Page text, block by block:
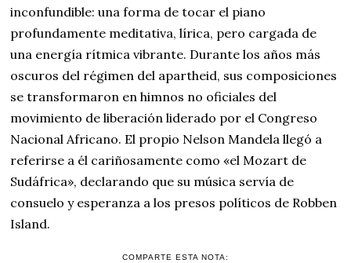
inconfundible: una forma de tocar el piano
profundamente meditativa, lírica, pero cargada de
una energía rítmica vibrante. Durante los años más
oscuros del régimen del apartheid, sus composiciones
se transformaron en himnos no oficiales del
movimiento de liberación liderado por el Congreso
Nacional Africano. El propio Nelson Mandela llegó a
referirse a él cariñosamente como «el Mozart de
Sudáfrica», declarando que su música servía de
consuelo y esperanza a los presos políticos de Robben
Island.
COMPARTE ESTA NOTA: